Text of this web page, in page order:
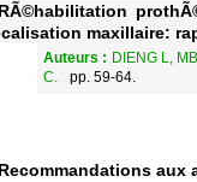
RÃ©habilitation
maxillaire:
Auteurs : DIENG L,
C.
pp. 59-64.
Recommandations aux